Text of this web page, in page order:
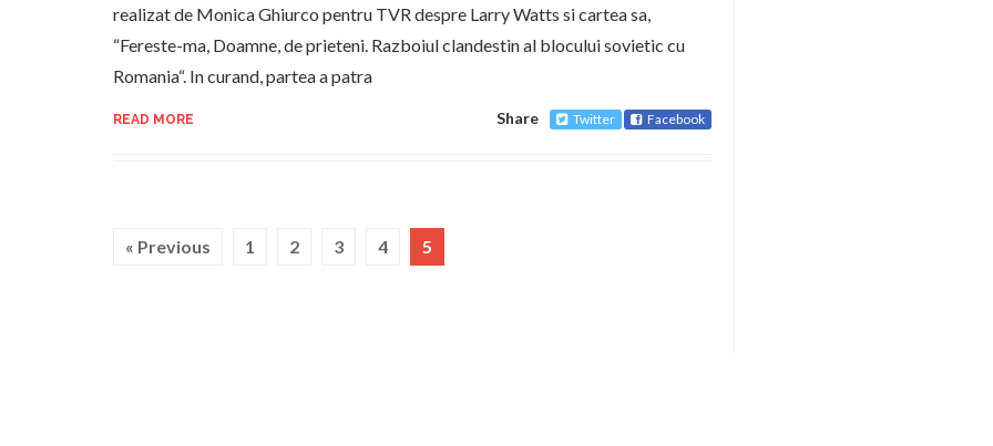
realizat de Monica Ghiurco pentru TVR despre Larry Watts si cartea sa,
“Fereste-ma, Doamne, de prieteni. Razboiul clandestin al blocului sovietic cu
Romania“. In curand, partea a patra
READ MORE Share Twitter Facebook
« Previous 1 2 3 4 5